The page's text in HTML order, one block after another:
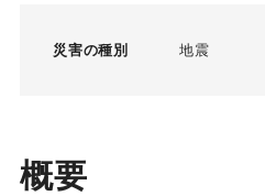
災害の種別 地震
概要